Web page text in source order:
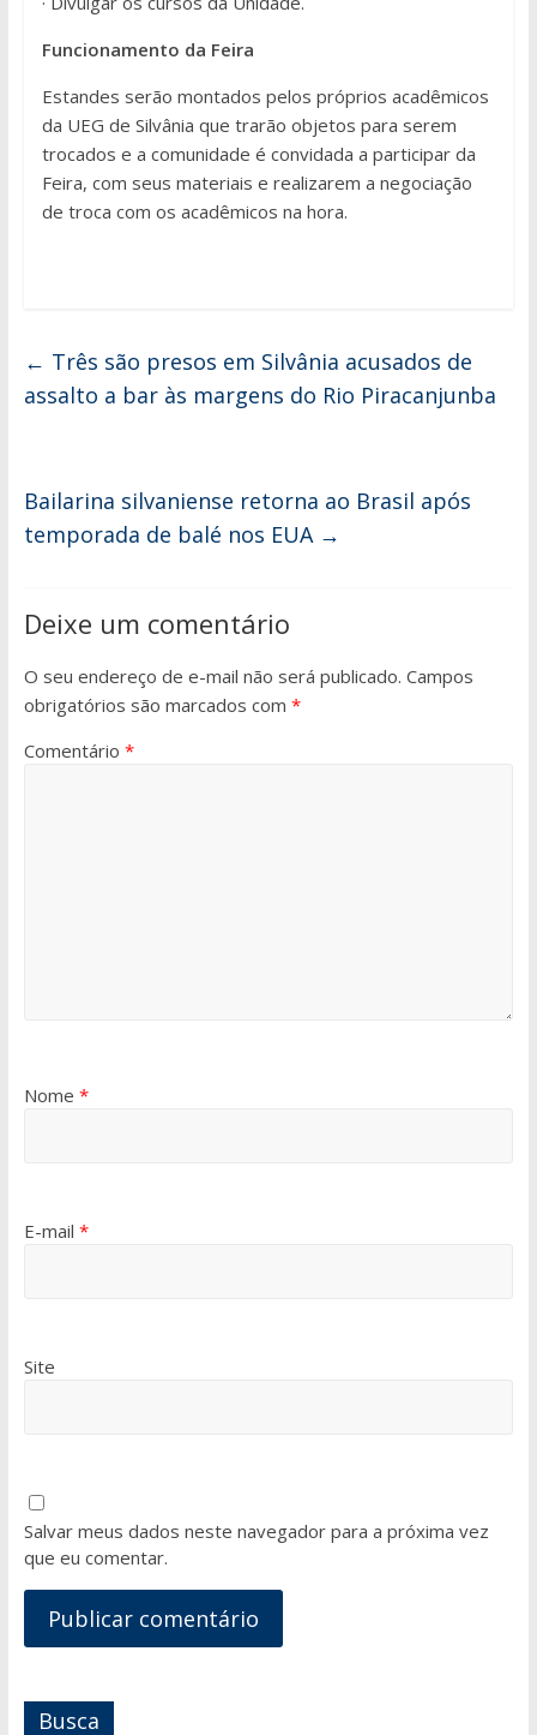
Funcionamento da Feira
Estandes serão montados pelos próprios acadêmicos
da UEG de Silvânia que trarão objetos para serem
trocados e a comunidade é convidada a participar da
Feira, com seus materiais e realizarem a negociação
de troca com os acadêmicos na hora.
← Três são presos em Silvânia acusados de
assalto a bar às margens do Rio Piracanjunba
Bailarina silvaniense retorna ao Brasil após
temporada de balé nos EUA →
Deixe um comentário
O seu endereço de e-mail não será publicado. Campos
obrigatórios são marcados com *
Comentário *
Nome *
E-mail *
Site
Salvar meus dados neste navegador para a próxima vez
que eu comentar.
Busca